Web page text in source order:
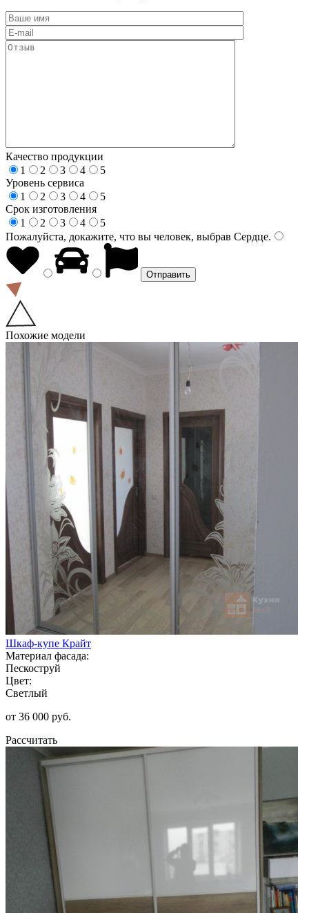
Качество продукции
1
2 3 4
5
Уровень сервиса
1
2 3 4
5
Срок изготовления
1
2 3 4
5
Пожалуйста, докажите, что вы человек, выбрав Сердце.
Похожие модели
Шкаф-купе Крайт
Материал фасада:
Пескоструй
Цвет:
Светлый
от 36 000 руб.
Рассчитать